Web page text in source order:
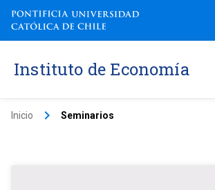
Instituto de Economía
Inicio keyboard_arrow_right Seminarios